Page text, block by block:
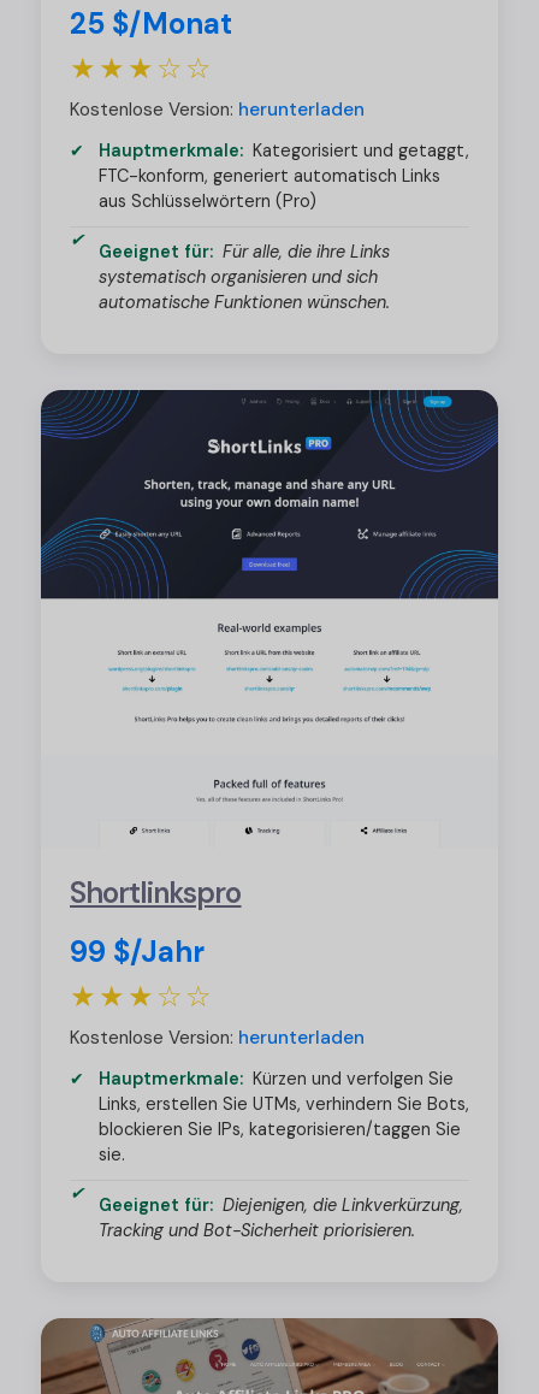
25 $/Monat
★★★☆☆
Kostenlose Version: herunterladen
Hauptmerkmale: Kategorisiert und getaggt,
FTC-konform, generiert automatisch Links
aus Schlüsselwörtern (Pro)
Geeignet für: Für alle, die ihre Links
systematisch organisieren und sich
automatische Funktionen wünschen.
Shortlinkspro
99 $/Jahr
★★★☆☆
Kostenlose Version: herunterladen
Hauptmerkmale: Kürzen und verfolgen Sie
Links, erstellen Sie UTMs, verhindern Sie Bots,
blockieren Sie IPs, kategorisieren/taggen Sie
sie.
Geeignet für: Diejenigen, die Linkverkürzung,
Tracking und Bot-Sicherheit priorisieren.